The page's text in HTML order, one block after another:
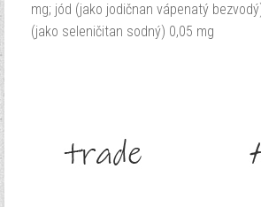
mg; jód (jako jodičnan vápenatý
(jako seleničitan sodný) 0,05 mg